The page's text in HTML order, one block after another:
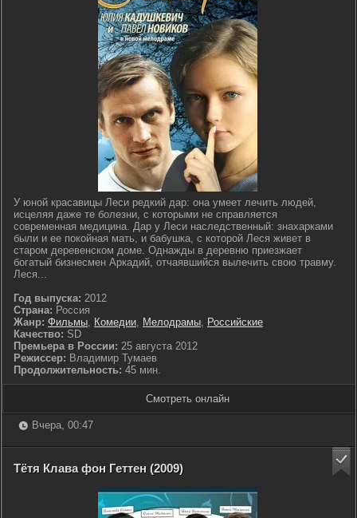
У юной красавицы Леси редкий дар: она умеет лечить людей,
исцеляя даже те болезни, с которыми не справляется
современная медицина. Дар у Леси наследственный: знахарками
были и ее покойная мать, и бабушка, с которой Леся живет в
старом деревенском доме. Однажды в деревню приезжает
богатый бизнесмен Аркадий, отчаявшийся вылечить свою травму.
Леся...
Год выпуска: 2012
Страна: Россия
Жанр: Фильмы, Комедии, Мелодрамы, Российские
Качество: SD
Премьера в России: 25 августа 2012
Режиссер: Владимир Тумаев
Продолжительность: 45 мин.
Смотреть онлайн
Вчера, 00:47
Тётя Клава фон Геттен (2009)